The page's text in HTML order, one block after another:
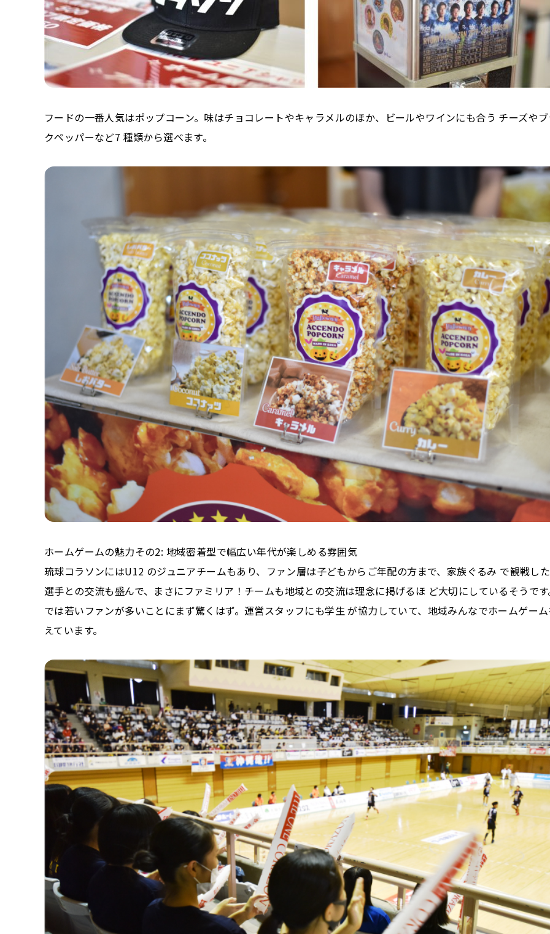
フードの一番人気はポップコーン。味はチョコレートやキャラメルのほか、ビールやワインにも合う チーズや
クペッパーなど7 種類から選べます。
ホームゲームの魅力その2: 地域密着型で幅広い年代が楽しめる雰囲気
琉球コラソンにはU12 のジュニアチームもあり、ファン層は子どもからご年配の方まで、家族ぐるみ で観戦し
選手との交流も盛んで、まさにファミリア！チームも地域との交流は理念に掲げるほ ど大切にしているそうで
では若いファンが多いことにまず驚くはず。運営スタッフにも学生 が協力していて、地域みんなでホームゲー
えています。